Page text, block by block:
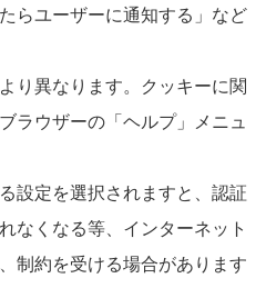
らユーザーに通知する」など
り異なります。クッキーに関
ラウザーの「ヘルプ」メニュ
設定を選択されますと、認証
なくなる等、インターネット
制約を受ける場合があります